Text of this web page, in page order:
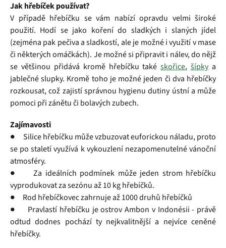
Jak hřebíček používat?
V případě hřebíčku se vám nabízí opravdu velmi široké
použití. Hodí se jako koření do sladkých i slaných jídel
(zejména pak pečiva a sladkostí, ale je možné i využití v mase
či některých omáčkách). Je možné si připravit i nálev, do nějž
se většinou přidává kromě hřebíčku takéskořice,šípkya
jablečné slupky. Kromě toho je možné jeden či dva hřebíčky
rozkousat, což zajistí správnou hygienu dutiny ústní a může
pomoci při zánětu či bolavých zubech.
Zajímavosti
● Silice hřebíčku může vzbuzovat euforickou náladu, proto
se po staletí využívá k vykouzlení nezapomenutelné vánoční
atmosféry.
● Za ideálních podmínek může jeden strom hřebíčku
vyprodukovat za sezónu až 10 kg hřebíčků.
● Rod hřebíčkovec zahrnuje až 1000 druhů hřebíčků
● Pravlastí hřebíčku je ostrov Ambon v Indonésii - právě
odtud dodnes pochází ty nejkvalitnější a nejvíce ceněné
hřebíčky.